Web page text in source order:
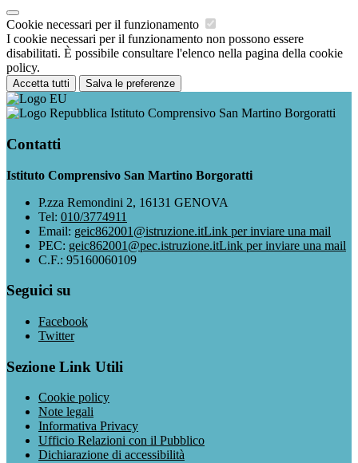
Cookie necessari per il funzionamento
I cookie necessari per il funzionamento non possono essere
disabilitati. È possibile consultare l'elenco nella pagina della cookie
policy.
Accetta tutti Salva le preferenze
Istituto Comprensivo San Martino Borgoratti
Contatti
Istituto Comprensivo San Martino Borgoratti
P.zza Remondini 2, 16131 GENOVA
Tel: 010/3774911
Email: geic862001@istruzione.itLink per inviare una mail
PEC: geic862001@pec.istruzione.itLink per inviare una mail
C.F.: 95160060109
Seguici su
Facebook
Twitter
Sezione Link Utili
Cookie policy
Note legali
Informativa Privacy
Ufficio Relazioni con il Pubblico
Dichiarazione di accessibilità